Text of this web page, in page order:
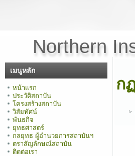
Northern
เมนูหลัก
หน้าแรก
ประวัติสถาบัน
โครงสร้างสถาบัน
วิสัยทัศน์
พันธกิจ
ยุทธศาสตร์
กลยุทธ ผู้อำนวยการสถาบันฯ
ตราสัญลักษณ์สถาบัน
ติดต่อเรา
ก